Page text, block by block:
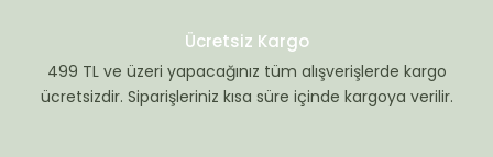
Ücretsiz Kargo
499 TL ve üzeri yapacağınız tüm alışverişlerde kargo
ücretsizdir. Siparişleriniz kısa süre içinde kargoya verilir.